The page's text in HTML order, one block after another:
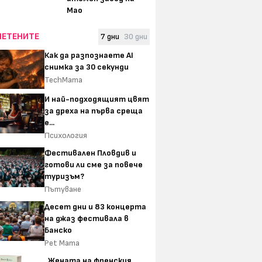
Мао
7 дни 30 дни
Как да разпознаете AI
снимка за 30 секунди
TechMama
И най-подходящият цвят
за дреха на първа среща
е...
Психология
Фестивален Пловдив и
готови ли сме за повече
туризъм?
Пътуване
Десет дни и 83 концерта
на джаз фестивала в
Банско
Pet Mama